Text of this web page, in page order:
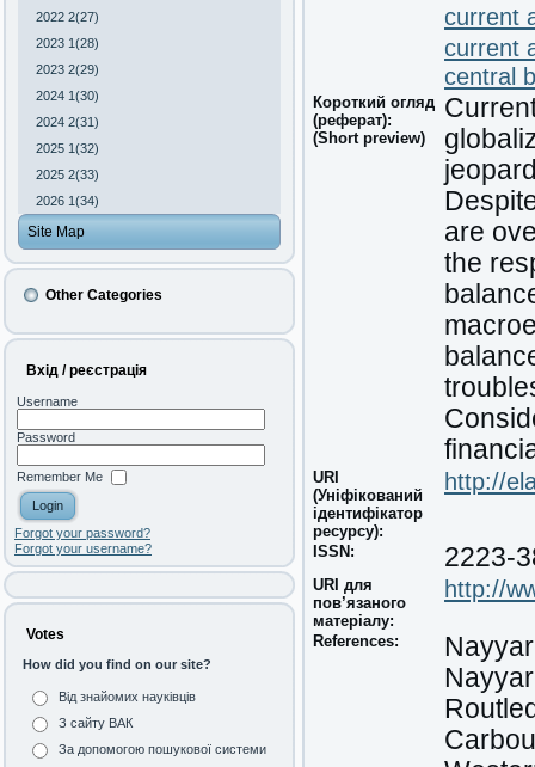
2022 2(27)
2023 1(28)
2023 2(29)
2024 1(30)
2024 2(31)
2025 1(32)
2025 2(33)
2026 1(34)
Site Map
Other Categories
Вхід / реєстрація
Username
Password
Remember Me
Forgot your password?
Forgot your username?
Votes
How did you find on our site?
Від знайомих науківців
З сайту ВАК
За допомогою пошукової системи
current
current
central
Короткий огляд
(реферат):
(Short preview)
are
the
URI
(Уніфікований
ідентифікатор
ресурсу):
http://
ISSN: 2223-
URI для
пов’язаного
матеріалу:
http://
References: